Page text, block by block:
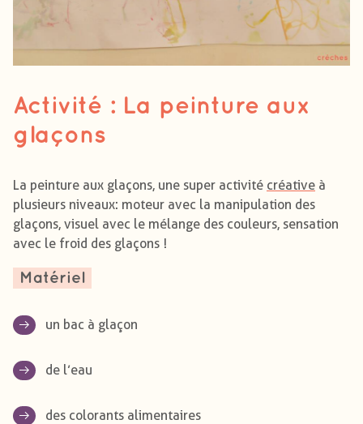
Activité : La peinture aux
glaçons
La peinture aux glaçons, une super activité créative à
plusieurs niveaux: moteur avec la manipulation des
glaçons, visuel avec le mélange des couleurs, sensation
avec le froid des glaçons !
Matériel
un bac à glaçon
de l’eau
des colorants alimentaires